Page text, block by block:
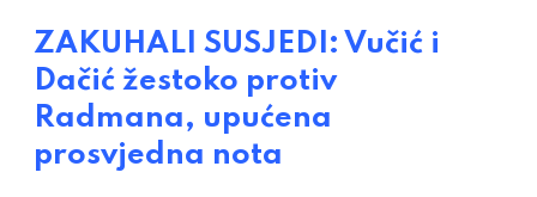
ZAKUHALI SUSJEDI: Vučić i
Dačić žestoko protiv
Radmana, upućena
prosvjedna nota